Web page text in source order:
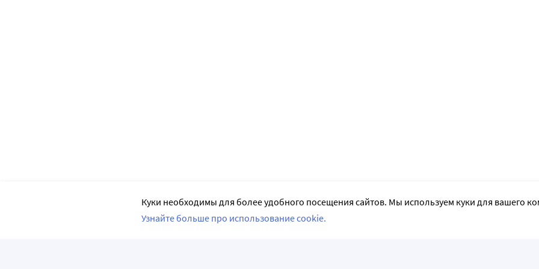
Куки необходимы для более удобного посещения сайтов. Мы используем куки для вашего
Узнайте больше про использование cookie.